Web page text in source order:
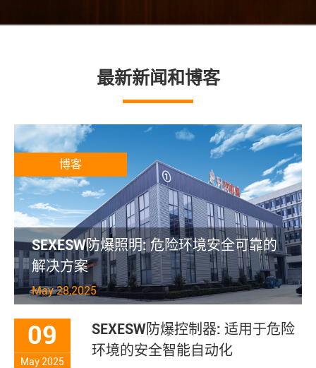
最新新闻和博客
博客
SEXESW防爆照明: 危险环境安全可靠的
解决方案
May 28,2025
09
May 2025
SEXESW防爆控制器: 适用于危险
环境的安全智能自动化